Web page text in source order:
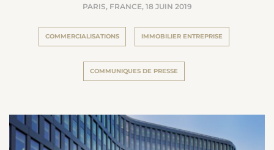
PARIS, FRANCE, 18 JUIN 2019
COMMERCIALISATIONS IMMOBILIER ENTREPRISE
COMMUNIQUES DE PRESSE